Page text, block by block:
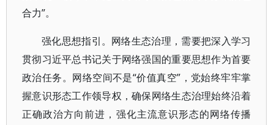
合力”。
强化思想指引。网络生态治理，需要把深入学习
贯彻习近平总书记关于网络强国的重要思想作为首要
政治任务。网络空间不是“价值真空”，党始终牢牢掌
握意识形态工作领导权，确保网络生态治理始终沿着
正确政治方向前进，强化主流意识形态的网络传播